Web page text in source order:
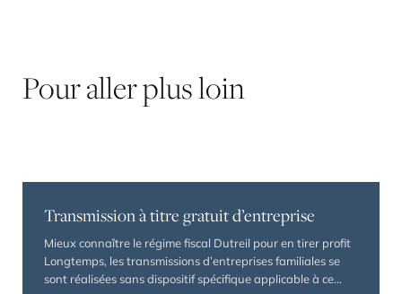
Pourallerplusloin
Transmission à titre gratuit d’entreprise
Mieux connaître le régime fiscal Dutreil pour en tirer profit
Longtemps, les transmissions d’entreprises familiales se
sont réalisées sans dispositif spécifique applicable à ce